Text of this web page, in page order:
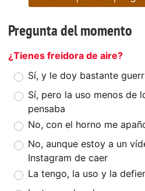
Pregunta del momento
¿Tienes freidora de aire?
Sí, y le doy bastante
Sí, pero la uso menos de
pensaba
No, con el horno me
No, aunque estoy a un
Instagram de caer
La tengo, la uso y la